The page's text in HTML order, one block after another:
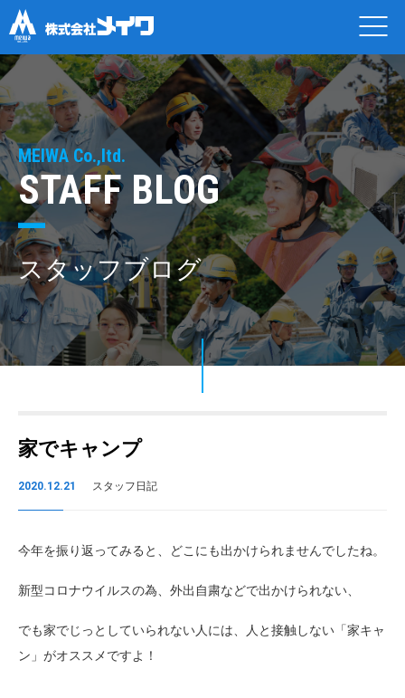
MEIWA Co.,ltd.
STAFF BLOG
スタッフブログ
家でキャンプ
2020.12.21 スタッフ日記
今年を振り返ってみると、どこにも出かけられませんでしたね。
新型コロナウイルスの為、外出自粛などで出かけられない、
でも家でじっとしていられない人には、人と接触しない「家キャ
ン」がオススメですよ！